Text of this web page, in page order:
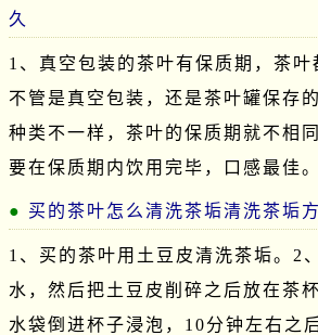
久
1、真空包装的茶叶有保质期，茶叶
不管是真空包装，还是茶叶罐保存
种类不一样，茶叶的保质期就不相
要在保质期内饮用完毕，口感最佳
买的茶叶怎么清洗茶垢清洗茶垢
1、买的茶叶用土豆皮清洗茶垢。2
水，然后把土豆皮削碎之后放在茶
水袋倒进杯子浸泡，10分钟左右之